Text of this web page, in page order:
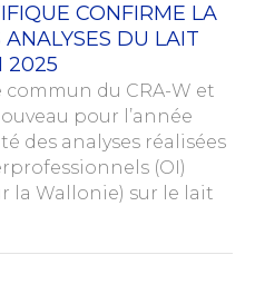
CONFIRME LA
DU LAIT
2025
du CRA-W et
pour l’année
des analyses réalisées
(OI)
la Wallonie) sur le lait